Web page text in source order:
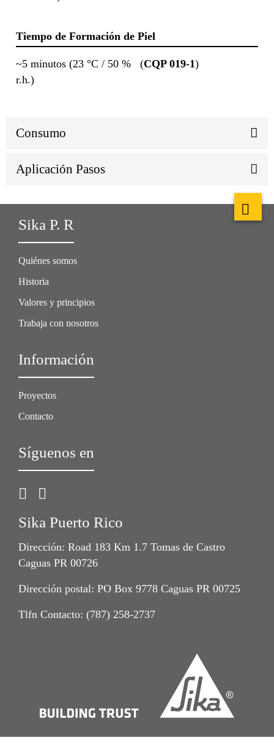
Tiempo de Formación de Piel
~5 minutos (23 °C / 50 %
r.h.)
(CQP 019-1)
Consumo
Aplicación Pasos
Sika P. R
Quiénes somos
Historia
Valores y principios
Trabaja con nosotros
Información
Proyectos
Contacto
Síguenos en
Sika Puerto Rico
Dirección: Road 183 Km 1.7 Tomas de Castro
Caguas PR 00726
Dirección postal: PO Box 9778 Caguas PR 00725
Tlfn Contacto: (787) 258-2737